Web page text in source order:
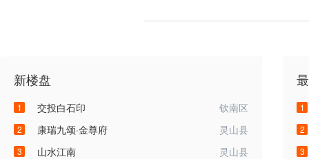
新楼盘
1 交投白石印 钦南区
2 康瑞九颂·金尊府 灵山县
3 山水江南 灵山县
1
2
3